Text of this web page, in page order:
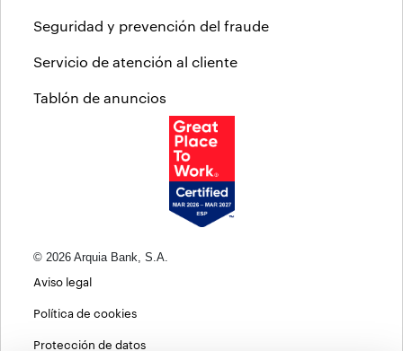
Seguridad y prevención del fraude
Servicio de atención al cliente
Tablón de anuncios
© 2026 Arquia Bank, S.A.
Aviso legal
Política de cookies
Protección de datos